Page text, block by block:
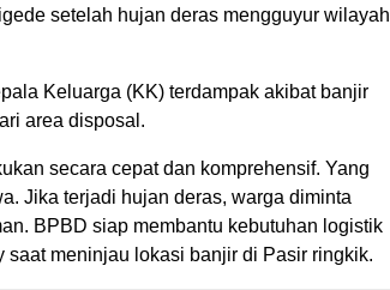
setelah hujan deras mengguyur wilayah
Keluarga (KK) terdampak akibat banjir
area disposal.
secara cepat dan komprehensif. Yang
Jika terjadi hujan deras, warga diminta
BPBD siap membantu kebutuhan logistik
saat meninjau lokasi banjir di Pasir ringkik.